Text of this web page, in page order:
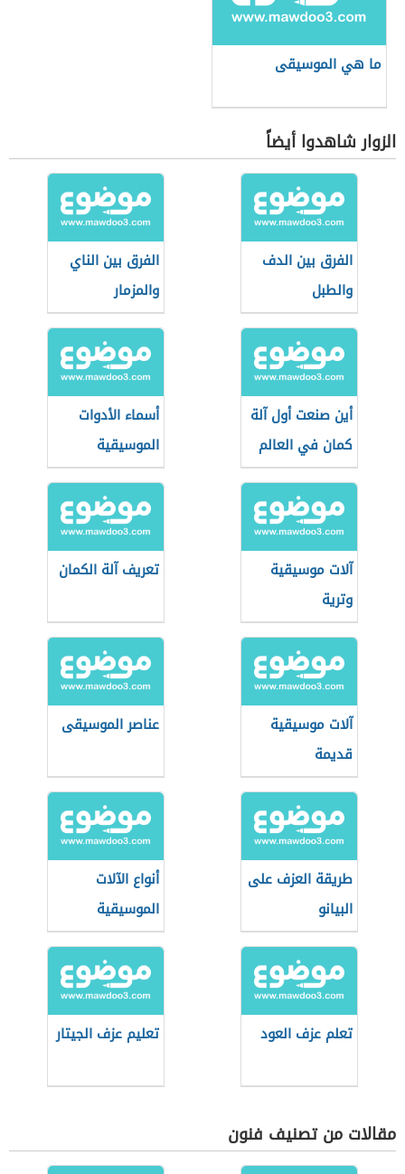
ما هي الموسيقى
الزوار شاهدوا أيضاً
الفرق بين الدف
والطبل
الفرق بين الناي
والمزمار
أين صنعت أول آلة
كمان في العالم
أسماء الأدوات
الموسيقية
الحديثة
آلات موسيقية
وترية
تعريف آلة الكمان
آلات موسيقية
قديمة
عناصر الموسيقى
طريقة العزف على
البيانو
أنواع الآلات
الموسيقية
تعلم عزف العود تعليم عزف الجيتار
مقالات من تصنيف فنون